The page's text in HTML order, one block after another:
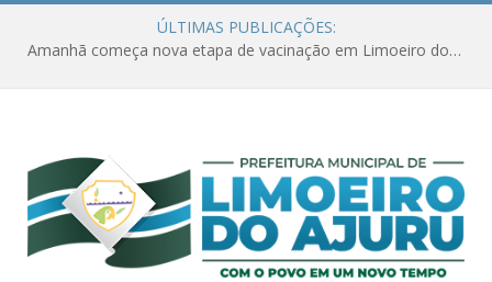
ÚLTIMAS PUBLICAÇÕES:
Amanhã começa nova etapa de vacinação em Limoeiro do Ajuru para idosos com 65 ou mais